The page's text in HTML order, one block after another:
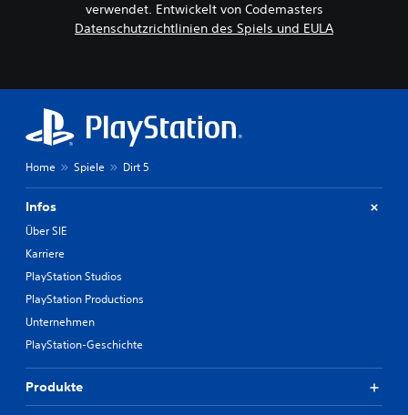
verwendet. Entwickelt von Codemasters
Datenschutzrichtlinien des Spiels und EULA
Home Spiele Dirt 5
Infos
Über SIE
Karriere
PlayStation Studios
PlayStation Productions
Unternehmen
PlayStation-Geschichte
Produkte